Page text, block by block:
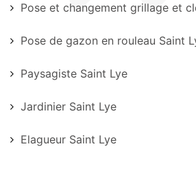
Pose et changement grillage et
Pose de gazon en rouleau Saint
Paysagiste Saint Lye
Jardinier Saint Lye
Elagueur Saint Lye